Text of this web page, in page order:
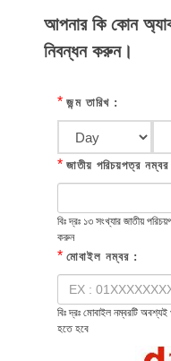
আপনার কি কোন
নিবন্ধন করুন।
* জন্ম তারিখ :
* জাতীয় পরিচয়পত্র
বিঃ দ্রঃ ১৩ সংখ্যার জাতীয়
করুন
* মোবাইল নম্বর :
বিঃ দ্রঃ মোবাইল নম্বরটি
হতে হবে